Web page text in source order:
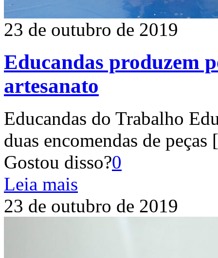
23 de outubro de 2019
Educandas produzem
artesanato
Educandas do Trabalho
duas encomendas de peças
Gostou disso?0
Leia mais
23 de outubro de 2019